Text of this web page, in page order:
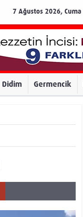
7 Ağustos 2026, Cuma
Didim Germencik